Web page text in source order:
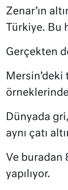
Zenar’ın
Türkiye. Bu
Gerçekten
Dünyada
aynı çatı
Ve buradan
yapılıyor.